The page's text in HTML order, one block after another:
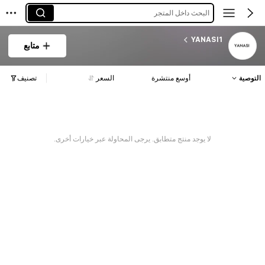
البحث داخل المتجر
YANASI1
متابع
التوصية أوسع منتشرة السعر تصنيف
لا يوجد منتج متطابق. يرجى المحاولة عبر خيارات أخرى.